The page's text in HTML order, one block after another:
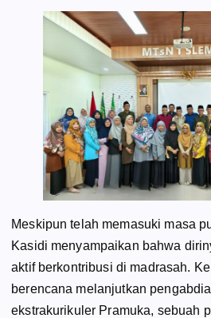
Meskipun telah memasuki masa
Kasidi menyampaikan bahwa
aktif berkontribusi di madrasah.
berencana melanjutkan
ekstrakurikuler Pramuka, sebuah